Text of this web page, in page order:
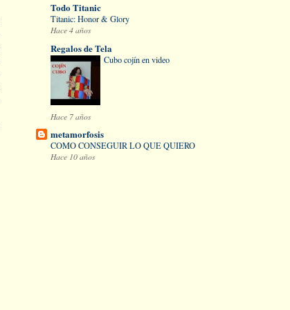
Todo Titanic
Titanic: Honor & Glory
Hace 4 años
Regalos de Tela
Cubo cojín en video
Hace 7 años
metamorfosis
COMO CONSEGUIR LO QUE QUIERO
Hace 10 años